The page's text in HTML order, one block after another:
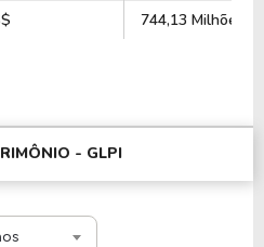
744,13 Milhões
- GLPI